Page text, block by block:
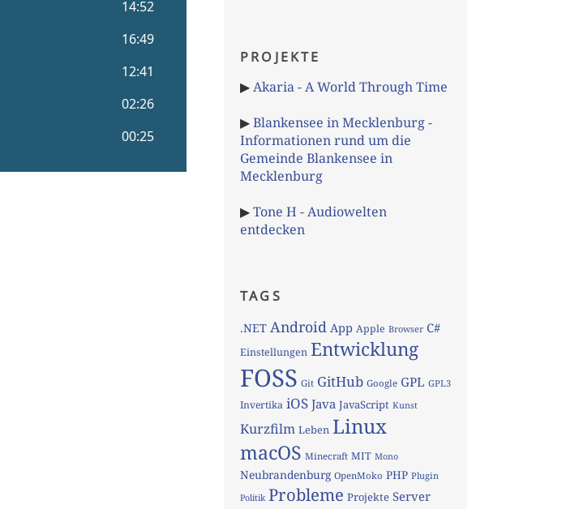
PROJEKTE
▶Akaria - A World Through Time
▶Blankensee in Mecklenburg -
Informationen rund um die
Gemeinde Blankensee in
Mecklenburg
▶Tone H - Audiowelten
entdecken
TAGS
.NET Android App Apple Browser C#
Einstellungen Entwicklung
FOSS Git GitHub Google GPL GPL3
Invertika iOS Java JavaScript Kunst
Kurzfilm Leben Linux
macOS Minecraft MIT Mono
Neubrandenburg OpenMoko PHP Plugin
Politik Probleme Projekte Server